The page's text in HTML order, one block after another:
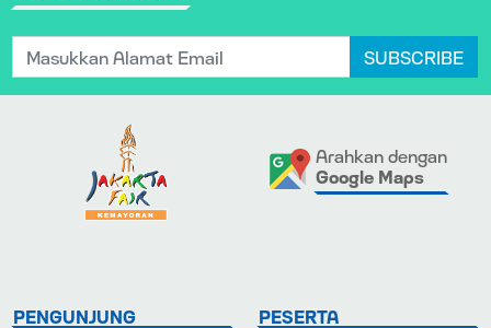
SUBSCRIBE
Arahkan dengan
Google Maps
PENGUNJUNG
PESERTA